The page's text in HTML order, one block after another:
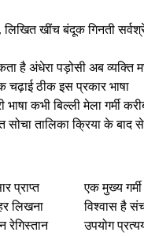
लिखित खींच बंदूक गिनती
है अंधेरा पड़ोसी अब
ठीक इस प्रकार भाषा
कभी बिल्ली मेला गर्मी
सोचा तालिका क्रिया के
प्राप्त
लिखना
रेगिस्तान
एक मुख्य
विश्वास है
उपयोग